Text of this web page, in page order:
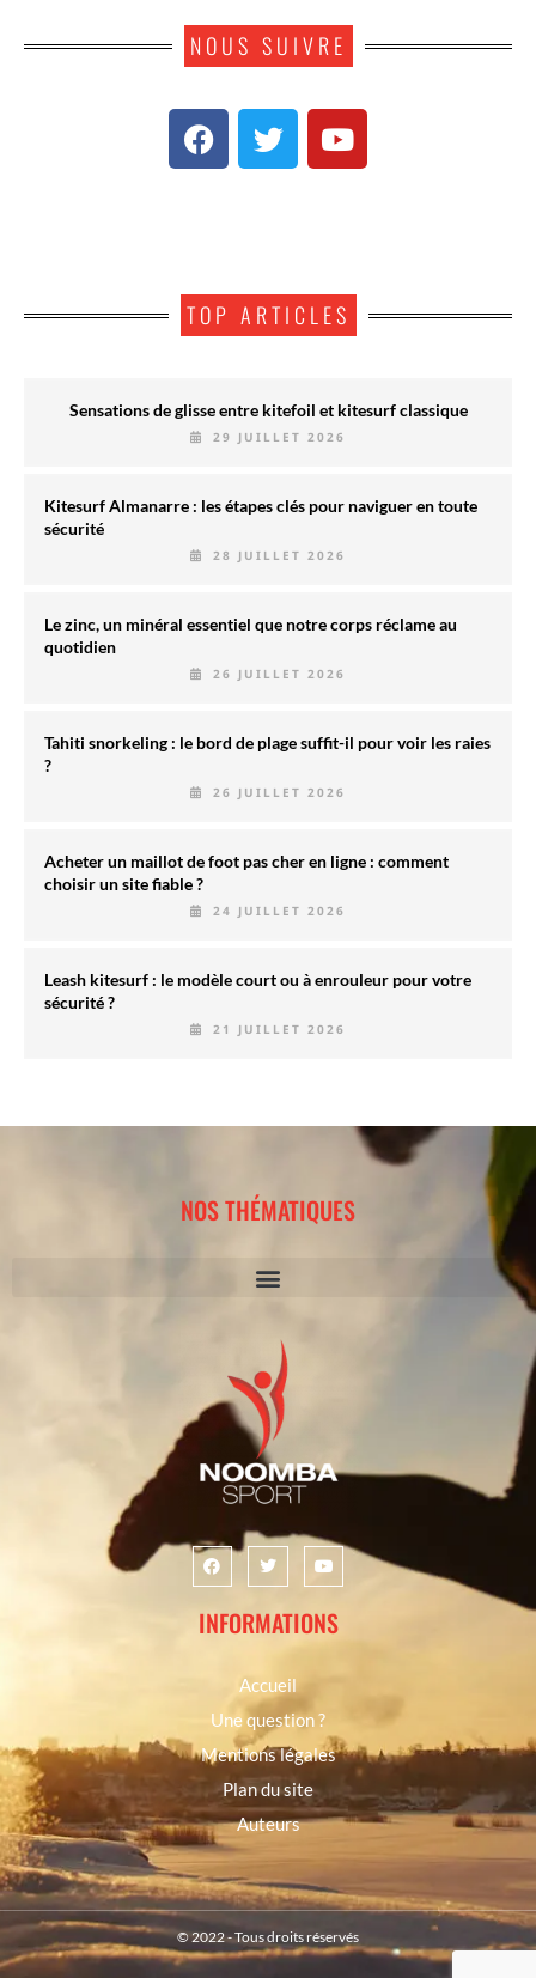
NOUS SUIVRE
TOP ARTICLES
Sensations de glisse entre kitefoil et kitesurf classique
29 JUILLET 2026
Kitesurf Almanarre : les étapes clés pour naviguer en toute
sécurité
28 JUILLET 2026
Le zinc, un minéral essentiel que notre corps réclame au
quotidien
26 JUILLET 2026
Tahiti snorkeling : le bord de plage suffit-il pour voir les raies
?
26 JUILLET 2026
Acheter un maillot de foot pas cher en ligne : comment
choisir un site fiable ?
24 JUILLET 2026
Leash kitesurf : le modèle court ou à enrouleur pour votre
sécurité ?
21 JUILLET 2026
NOS THÉMATIQUES
INFORMATIONS
Accueil
Une question ?
Mentions légales
Plan du site
Auteurs
© 2022 - Tous droits réservés